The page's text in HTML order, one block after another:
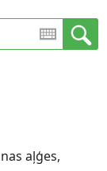
aļģes,